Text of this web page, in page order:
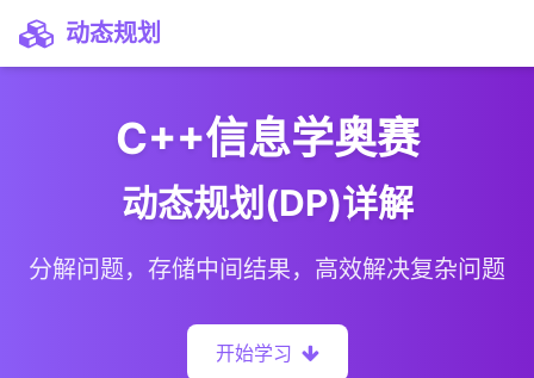
动态规划
C++信息学奥赛
动态规划(DP)详解
分解问题，存储中间结果，高效解决复杂问题
开始学习